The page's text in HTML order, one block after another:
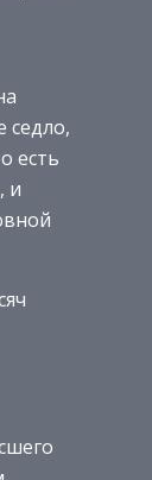
седло,
есть
и